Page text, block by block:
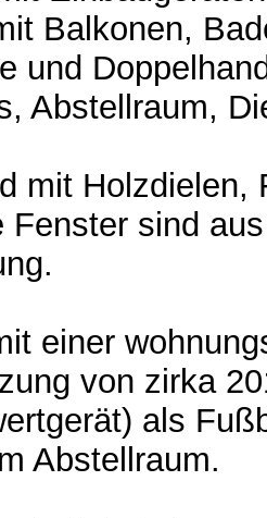
Balkonen,
und
Abstellraum,
mit Holzdielen,
Fenster sind
einer
von zirka
als
Abstellraum.